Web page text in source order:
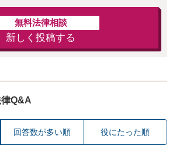
無料法律相談
新しく投稿する
Q&A
回答数が多い順 役にたった順